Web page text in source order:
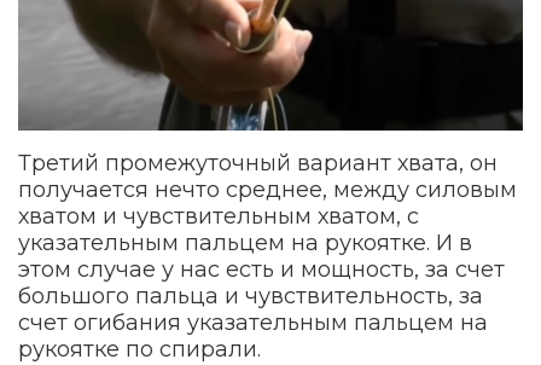
Третий промежуточный вариант хвата, он
получается нечто среднее, между силовым
хватом и чувствительным хватом, с
указательным пальцем на рукоятке. И в
этом случае у нас есть и мощность, за счет
большого пальца и чувствительность, за
счет огибания указательным пальцем на
рукоятке по спирали.